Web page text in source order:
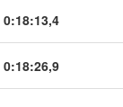
0:18:13,4
0:18:26,9